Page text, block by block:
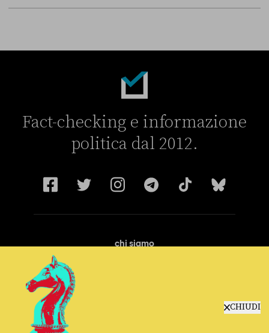
CHIUDI
Fact-checking e informazione
politica dal 2012.
chi siamo